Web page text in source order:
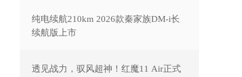
纯电续航210km 2026款秦家族DM-i长
续航版上市
透见战力，驭风超神！红魔11 Air正式